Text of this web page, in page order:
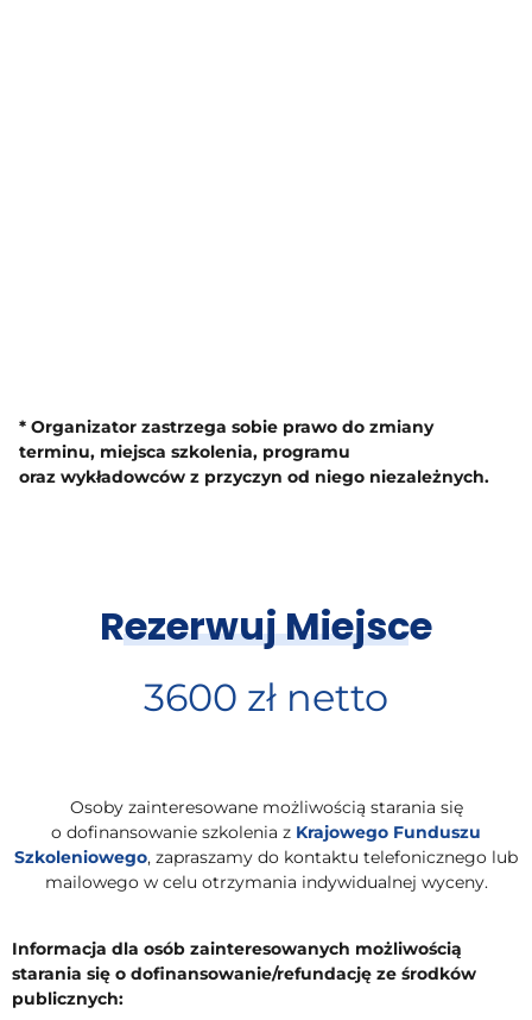
* Organizator zastrzega sobie prawo do zmiany
terminu, miejsca szkolenia, programu
oraz wykładowców z przyczyn od niego niezależnych.
Rezerwuj Miejsce
3600 zł netto
Osoby zainteresowane możliwością starania się
o dofinansowanie szkolenia z Krajowego Funduszu
Szkoleniowego, zapraszamy do kontaktu telefonicznego lub
mailowego w celu otrzymania indywidualnej wyceny.
Informacja dla osób zainteresowanych możliwością
starania się o dofinansowanie/refundację ze środków
publicznych: